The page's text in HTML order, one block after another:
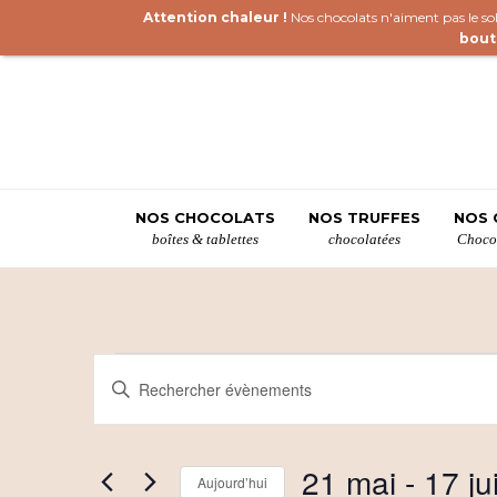
NOS CHOCOLATS
boîtes & tablettes
NOS TRUFFES
chocolatées
NOS
Évènements
R
e
c
Saisir
mot-
clé.
Évènements
Aujourd’hui 21 mai - 17
Attention chaleur ! Nos chocolats n'aiment pas le